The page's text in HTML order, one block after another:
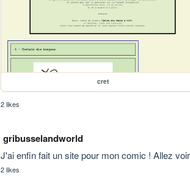
cret
2 likes
gribusselandworld
J'ai enfin fait un site pour mon comic ! Allez
2 likes